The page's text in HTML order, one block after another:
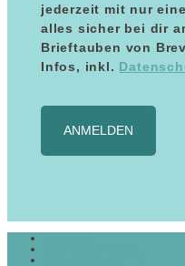
jederzeit mit nur
alles sicher bei dir
Brieftauben von
Infos, inkl.
ANMELDEN